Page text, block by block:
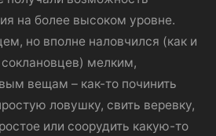
на более высоком уровне.
но вполне наловчился (как и
мелким,
вещам – как-то починить
ловушку, свить веревку,
или соорудить какую-то